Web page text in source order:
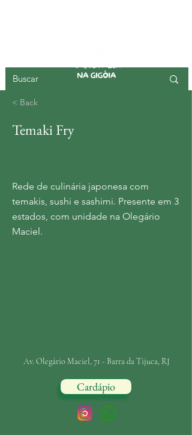
< Back
Temaki Fry
Rede de culinária japonesa com
temakis, sushi e sashimi. Presente em 3
estados, com unidade na Olegário
Maciel.
Av. Olegário Maciel, 71 - Barra da Tijuca, RJ
Cardápio